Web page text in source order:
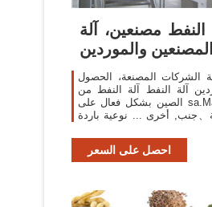
النفط مصنعين، آلة
الشركات المصنعة، الحصول
آلة النفط آلة النفط من
الصين بشكل فعال على sa.Made-in-China.com. ...
、جنب, أخرى ... نوعية باردة
احصل على السعر